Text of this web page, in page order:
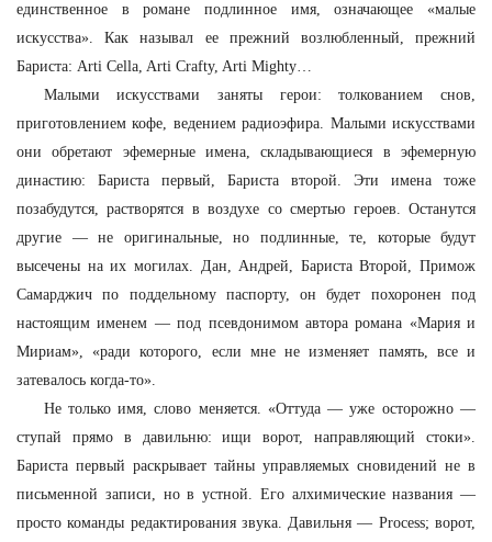
единственное в романе подлинное имя, означающее «малые
искусства». Как называл ее прежний возлюбленный, прежний
Бариста: Arti Cella, Arti Crafty, Arti Mighty…
Малыми искусствами заняты герои: толкованием снов,
приготовлением кофе, ведением радиоэфира. Малыми искусствами
они обретают эфемерные имена, складывающиеся в эфемерную
династию: Бариста первый, Бариста второй. Эти имена тоже
позабудутся, растворятся в воздухе со смертью героев. Останутся
другие — не оригинальные, но подлинные, те, которые будут
высечены на их могилах. Дан, Андрей, Бариста Второй, Примож
Самарджич по поддельному паспорту, он будет похоронен под
настоящим именем — под псевдонимом автора романа «Мария и
Мириам», «ради которого, если мне не изменяет память, все и
затевалось когда-то».
Не только имя, слово меняется. «Оттуда — уже осторожно —
ступай прямо в давильню: ищи ворот, направляющий стоки».
Бариста первый раскрывает тайны управляемых сновидений не в
письменной записи, но в устной. Его алхимические названия —
просто команды редактирования звука. Давильня — Process; ворот,